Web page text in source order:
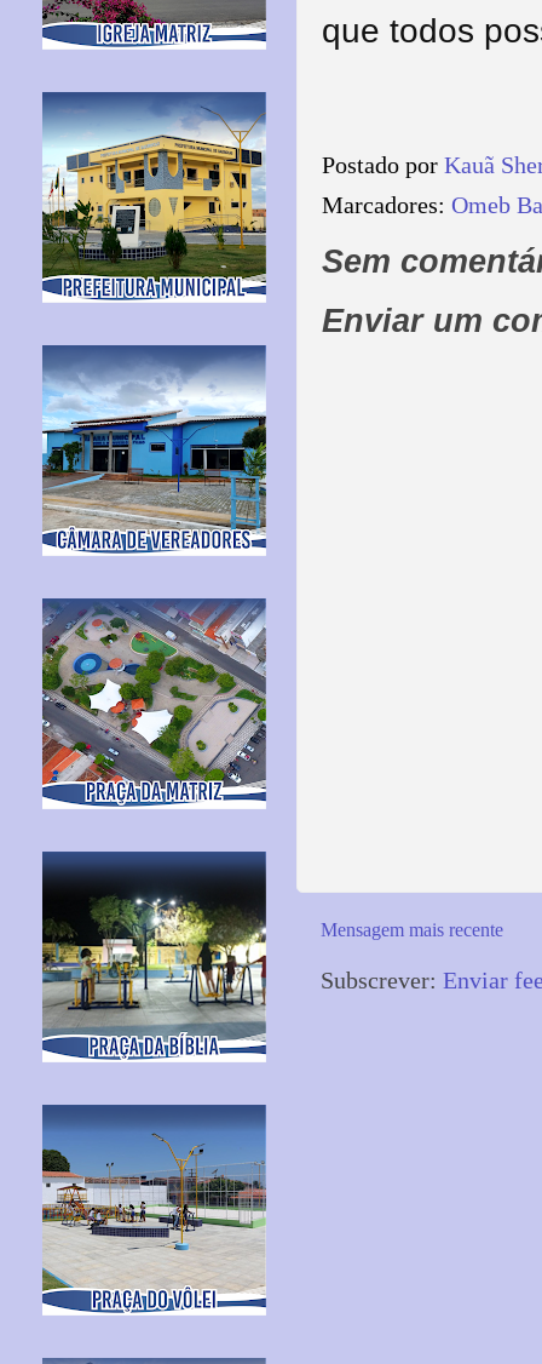
que todos
Postado por Kauã
Marcadores: Omeb
Sem
Enviar um
Mensagem mais recente
Subscrever: Enviar